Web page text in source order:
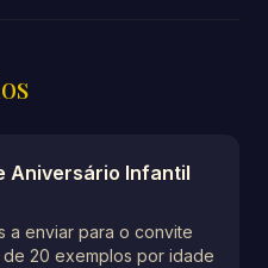
Aniversário Infantil
a enviar para o convite
20 exemplos por idade